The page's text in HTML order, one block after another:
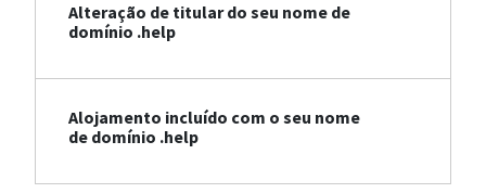
Alteração de titular do seu nome de
domínio .help
Alojamento incluído com o seu nome
de domínio .help